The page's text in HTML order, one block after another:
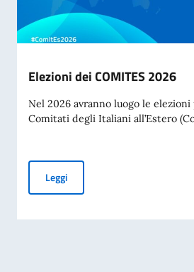
Elezioni dei COMITES 2026
Nel 2026 avranno luogo le
Comitati degli Italiani all’Estero
LeggiElezioni dei COMITES 2026